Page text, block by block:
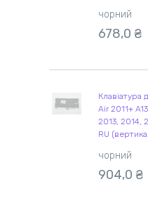
чорний
678,0 ₴
Клавіатура
Air 2011+
2013, 2014,
RU
чорний
904,0 ₴